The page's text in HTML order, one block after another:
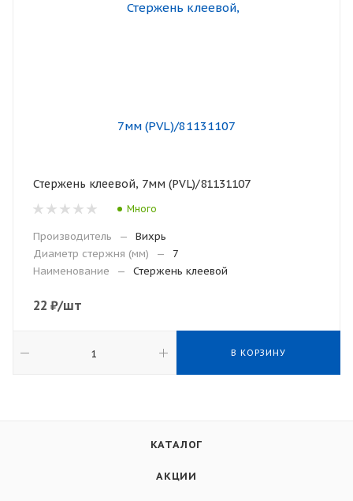
Стержень клеевой, 7мм (PVL)/81131107
Много
Производитель —
Вихрь
Диаметр стержня (мм)
—
7
Наименование
— Стержень клеевой
22 ₽/шт
В КОРЗИНУ
КАТАЛОГ
АКЦИИ